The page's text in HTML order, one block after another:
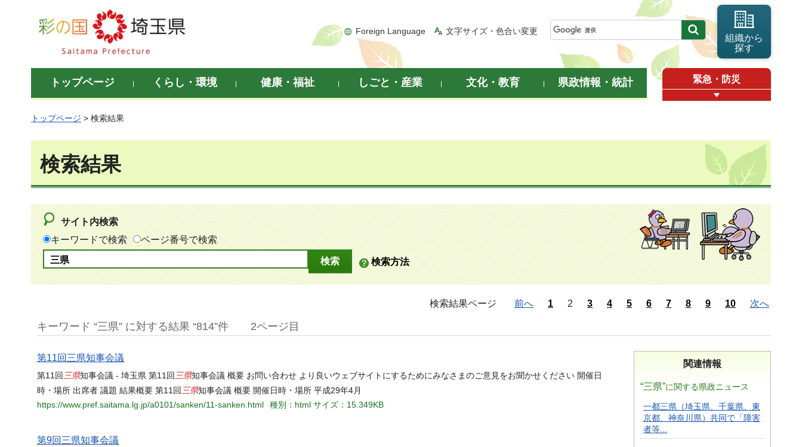
彩の国 埼玉県
Foreign Language 文字サイズ・色合い変更
組織から
探す
トップページ くらし・環境 健康・福祉 しごと・産業 文化・教育 県政情報・統計 緊急・防災
トップページ > 検索結果
検索結果
サイト内検索
キーワードで検索
ページ番号で検索
検索方法
検索結果ページ 前へ 1 2 3 4 5 6 7 8 9 10 次へ
キーワード “三県” に対する結果 “814”件 2ページ目
関連情報
“三県”に関する県政ニュース
一都三県（埼玉県、千葉県、東
京都、神奈川県）共同で「障害
者等...
第11回三県知事会議
第11回 三県知事会議 - 埼玉県 第11回 三県知事会議 概要 お問い合わせ より良いウェブサイトにするためにみなさまのご意見をお聞かせください 開催日
時・場所 出席者 議題 結果概要 第11回 三県知事会議 概要 開催日時・場所 平成29年4月
https://www.pref.saitama.lg.jp/a0101/sanken/11-sanken.html
種別：html サイズ：15.349KB
第9回三県知事会議